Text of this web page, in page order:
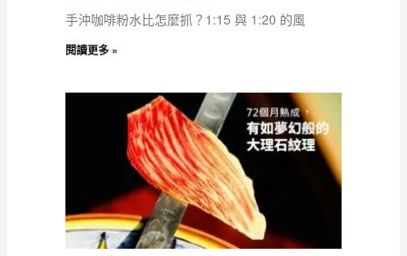
手沖咖啡粉水比怎麼抓？1:15 與 1:20 的風
閱讀更多 »